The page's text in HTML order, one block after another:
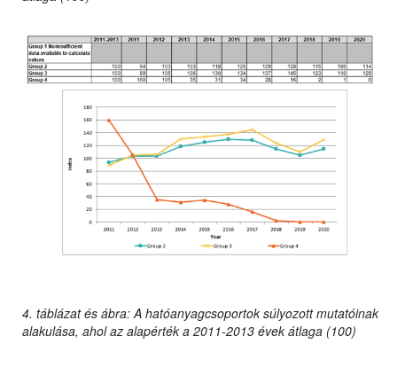
4. táblázat és ábra: A hatóanyagcsoportok súlyozott mutatóinak
alakulása, ahol az alapérték a 2011-2013 évek átlaga (100)